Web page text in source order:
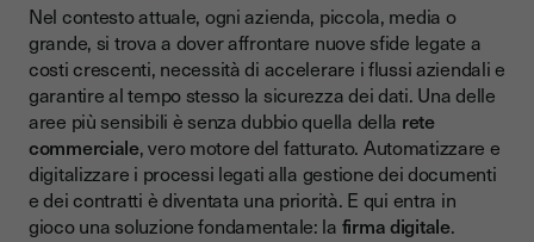
Perché digitalizzare la rete commerciale?
Come implementare la firma digitale?
Firma digitale vs firma tradizionale
Casi d’uso nella rete commerciale
Digitalizzazione della forza vendita
Nel contesto attuale, ogni azienda, piccola, media o
grande, si trova a dover affrontare nuove sfide legate a
costi crescenti, necessità di accelerare i flussi aziendali e
garantire al tempo stesso la sicurezza dei dati. Una delle
aree più sensibili è senza dubbio quella della rete
commerciale, vero motore del fatturato. Automatizzare e
digitalizzare i processi legati alla gestione dei documenti
e dei contratti è diventata una priorità. E qui entra in
gioco una soluzione fondamentale: la firma digitale.